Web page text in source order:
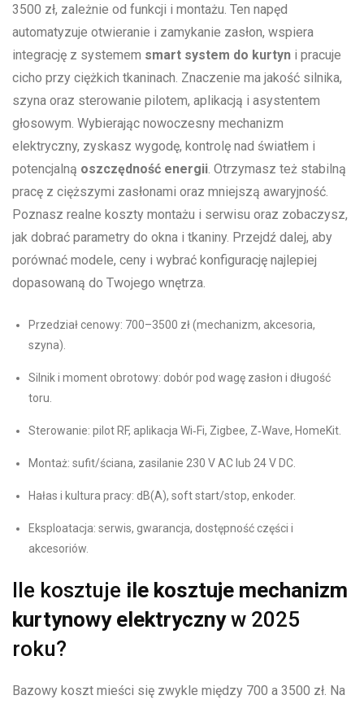
3500 zł, zależnie od funkcji i montażu. Ten napęd
automatyzuje otwieranie i zamykanie zasłon, wspiera
integrację z systemem smart system do kurtyn i pracuje
cicho przy ciężkich tkaninach. Znaczenie ma jakość silnika,
szyna oraz sterowanie pilotem, aplikacją i asystentem
głosowym. Wybierając nowoczesny mechanizm
elektryczny, zyskasz wygodę, kontrolę nad światłem i
potencjalną oszczędność energii. Otrzymasz też stabilną
pracę z cięższymi zasłonami oraz mniejszą awaryjność.
Poznasz realne koszty montażu i serwisu oraz zobaczysz,
jak dobrać parametry do okna i tkaniny. Przejdź dalej, aby
porównać modele, ceny i wybrać konfigurację najlepiej
dopasowaną do Twojego wnętrza.
Przedział cenowy: 700–3500 zł (mechanizm, akcesoria,
szyna).
Silnik i moment obrotowy: dobór pod wagę zasłon i długość
toru.
Sterowanie: pilot RF, aplikacja Wi‑Fi, Zigbee, Z‑Wave, HomeKit.
Montaż: sufit/ściana, zasilanie 230 V AC lub 24 V DC.
Hałas i kultura pracy: dB(A), soft start/stop, enkoder.
Eksploatacja: serwis, gwarancja, dostępność części i
akcesoriów.
Ile kosztuje ile kosztuje mechanizm
kurtynowy elektrycznyw 2025
roku?
Bazowy koszt mieści się zwykle między 700 a 3500 zł. Na